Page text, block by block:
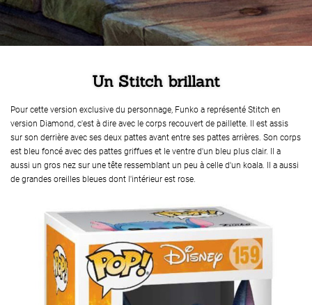
Un Stitch brillant
Pour cette version exclusive du personnage, Funko a représenté Stitch en
version Diamond, c'est à dire avec le corps recouvert de paillette. Il est assis
sur son derrière avec ses deux pattes avant entre ses pattes arrières. Son corps
est bleu foncé avec des pattes griffues et le ventre d'un bleu plus clair. Il a
aussi un gros nez sur une tête ressemblant un peu à celle d'un koala. Il a aussi
de grandes oreilles bleues dont l'intérieur est rose.